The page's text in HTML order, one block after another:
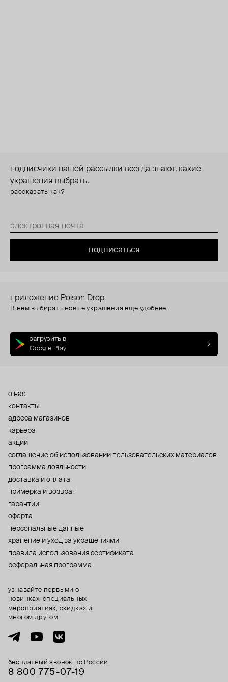
подписчики нашей рассылки всегда знают, какие
украшения выбрать.
рассказать как?
подписаться
приложение Poison Drop
В нем выбирать новые украшения еще удобнее.
загрузить в
Google Play
о нас
контакты
адреса магазинов
карьера
акции
cоглашение об использовании пользовательских материалов
программа лояльности
доставка и оплата
примерка и возврат
гарантии
оферта
персональные данные
хранение и уход за украшениями
правила использования сертификата
реферальная программа
бесплатный звонок по России
8 800 775⁠-07⁠-19
узнавайте первыми о
новинках, специальных
мероприятиях, скидках и
многом другом